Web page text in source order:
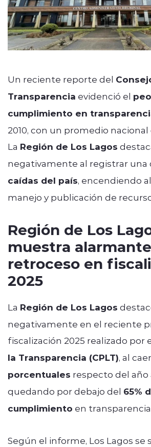
Un reciente reporte del
Transparencia evidenció el
cumplimiento en
2010, con un promedio nacional
La Región de Los Lagos
negativamente al registrar una
caídas del país, encendiendo
manejo y publicación de
Región de Los
muestra alarmante
retroceso en
2025
La Región de Los Lagos
negativamente en el reciente
fiscalización 2025 realizado por
la Transparencia (CPLT), al caer
porcentuales respecto del año
quedando por debajo del 65%
cumplimiento en
Según el informe, Los Lagos se